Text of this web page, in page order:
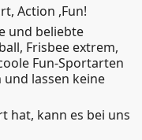
Action ,Fun!
und beliebte
Frisbee extrem,
Fun-Sportarten
lassen keine
hat, kann es bei uns